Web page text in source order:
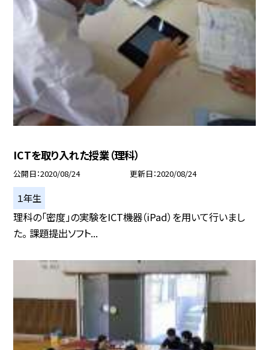
ICTを取り入れた授業（理科）
公開日 2020/08/24 更新日 2020/08/24
１年生
理科の「密度」の実験をICT機器（iPad）を用いて行いまし
た。 課題提出ソフト...